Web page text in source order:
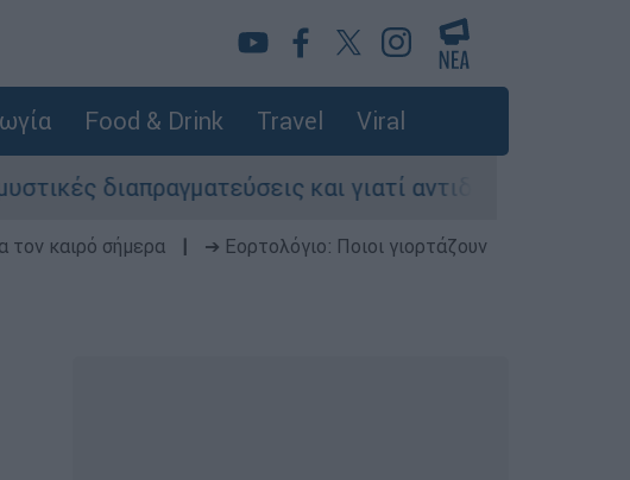
Food & Drink Travel Viral
και γιατί αντιδρούν οι ΗΠΑ
τον καιρό σήμερα
➔ Εορτολόγιο: Ποιοι γιορτάζουν